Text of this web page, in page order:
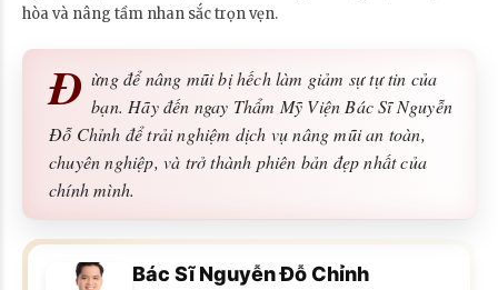
hòa và nâng tầm nhan sắc trọn vẹn.
Đ ừng để nâng mũi bị hếch làm giảm sự tự tin của
bạn. Hãy đến ngay Thẩm Mỹ Viện Bác Sĩ Nguyễn
Đỗ Chỉnh để trải nghiệm dịch vụ nâng mũi an toàn,
chuyên nghiệp, và trở thành phiên bản đẹp nhất của
chính mình.
Bác Sĩ Nguyễn Đỗ Chỉnh